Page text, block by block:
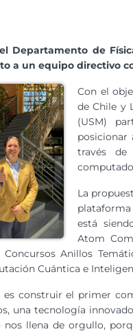
Departamento de
a un equipo directivo
Con el
de Chile y
(USM)
posicionar
través
La
plataforma
está
Atom
Anillos
Cuántica e
es construir el primer
una tecnología
nos llena de orgullo,